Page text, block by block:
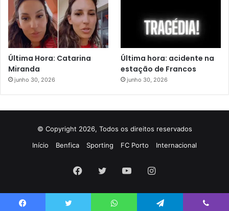
Última Hora: Catarina
Miranda
junho 30, 2026
Última hora: acidente na
estação de Francos
junho 30, 2026
© Copyright 2026, Todos os direitos reservados
Início
Benfica Sporting FC Porto Internacional
Facebook
TwitterYouTubeInstagram